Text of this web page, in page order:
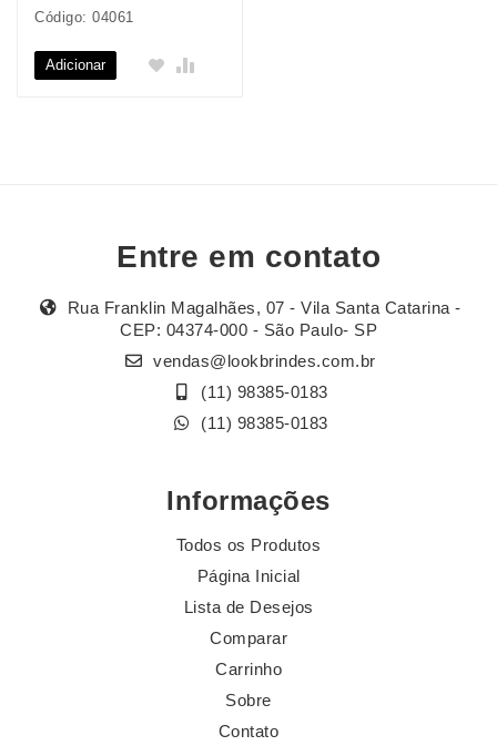
indução
Código: 04061
Adicionar
Entre em contato
Rua Franklin Magalhães, 07 - Vila Santa Catarina -
CEP: 04374-000 - São Paulo- SP
vendas@lookbrindes.com.br
(11) 98385-0183
(11) 98385-0183
Informações
Todos os Produtos
Página Inicial
Lista de Desejos
Comparar
Carrinho
Sobre
Contato